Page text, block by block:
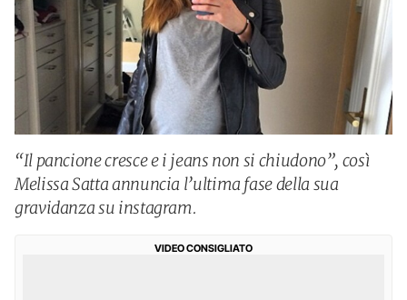
“Il pancione cresce e i jeans non si chiudono”, così
Melissa Satta annuncia l’ultima fase della sua
gravidanza su instagram.
VIDEO CONSIGLIATO